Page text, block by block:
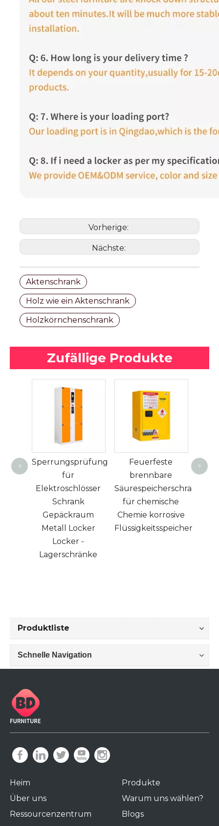
Vorherige:
Nächste:
Aktenschrank
Holz wie ein Aktenschrank
Holzkörnchenschrank
Zufällige Produkte
Sperrungsprüfung
Elektroschlösser
Schrank
Gepäckraum
Metall Locker
Locker -
Lagerschränke
Feuerfeste
brennbare
Säurespeicherschrank
für chemische
Chemie korrosive
Flüssigkeitsspeicherschrank
< >
Produktliste
Schnelle Navigation
Heim
Produkte
Über uns
Warum uns wählen?
Ressourcenzentrum
Blogs